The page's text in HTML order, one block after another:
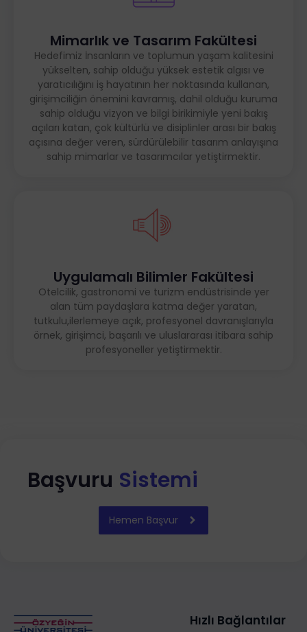
Mimarlık ve Tasarım Fakültesi
Hedefimiz İnsanların ve toplumun yaşam kalitesini
yükselten, sahip olduğu yüksek estetik algısı ve
yaratıcılığını iş hayatının her noktasında kullanan,
girişimciliğin önemini kavramış, dahil olduğu kuruma
sahip olduğu vizyon ve bilgi birikimiyle yeni bakış
açıları katan, çok kültürlü ve disiplinler arası bir bakış
açısına değer veren, sürdürülebilir tasarım anlayışına
sahip mimarlar ve tasarımcılar yetiştirmektir.
Uygulamalı Bilimler Fakültesi
Otelcilik, gastronomi ve turizm endüstrisinde yer
alan tüm paydaşlara katma değer yaratan,
tutkulu,ilerlemeye açık, profesyonel davranışlarıyla
örnek, girişimci, başarılı ve uluslararası itibara sahip
profesyoneller yetiştirmektir.
Başvuru Sistemi
Hemen Başvur
Hızlı Bağlantılar